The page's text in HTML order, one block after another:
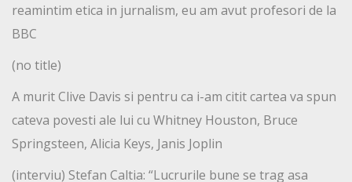
reamintim etica in jurnalism, eu am avut profesori de la
BBC
(no title)
A murit Clive Davis si pentru ca i-am citit cartea va spun
cateva povesti ale lui cu Whitney Houston, Bruce
Springsteen, Alicia Keys, Janis Joplin
(interviu) Stefan Caltia: “Lucrurile bune se trag asa